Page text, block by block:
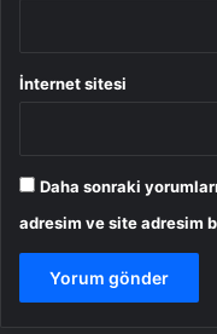
İnternet sitesi
Daha sonraki
adresim ve site adresim